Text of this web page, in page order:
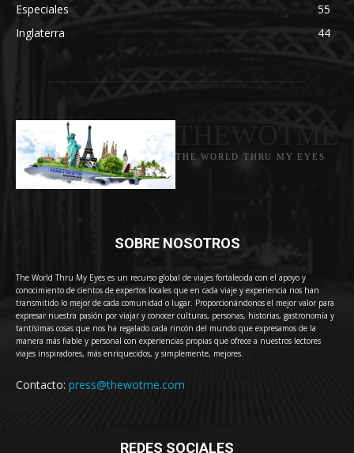
Especiales
55
Inglaterra
44
THE WORLD THRU MY EYES
SOBRE NOSOTROS
The World Thru My Eyes es un recurso global de viajes fortalecida con el apoyo y
conocimiento de cientos de expertos locales que en cada viaje y experiencia nos han
transmitido lo mejor de cada comunidad o lugar. Proporcionándonos el mejor valor para
expresar nuestra pasión por viajar y conocer culturas, personas, historias, gastronomía y
tantísimas cosas que nos ha regalado cada rincón del mundo que expresamos de la
manera más fiable y personal con experiencias propias que ofrece a nuestros lectores
viajes inspiradores, más enriquecidos, y simplemente, mejores.
Contacto: press@thewotme.com
REDES SOCIALES